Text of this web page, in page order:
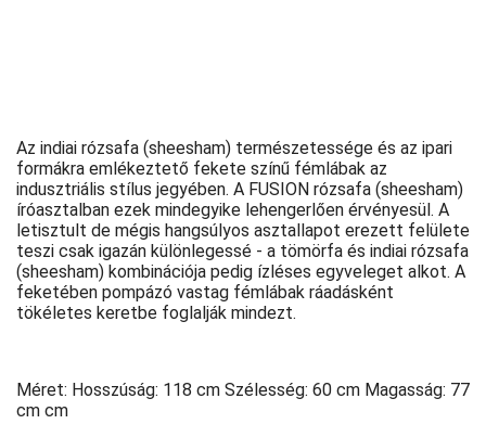
Az indiai rózsafa (sheesham) természetessége és az ipari
formákra emlékeztető fekete színű fémlábak az
indusztriális stílus jegyében. A FUSION rózsafa (sheesham)
íróasztalban ezek mindegyike lehengerlően érvényesül. A
letisztult de mégis hangsúlyos asztallapot erezett felülete
teszi csak igazán különlegessé - a tömörfa és indiai rózsafa
(sheesham) kombinációja pedig ízléses egyveleget alkot. A
feketében pompázó vastag fémlábak ráadásként
tökéletes keretbe foglalják mindezt.
Méret: Hosszúság: 118 cm Szélesség: 60 cm Magasság: 77
cm cm